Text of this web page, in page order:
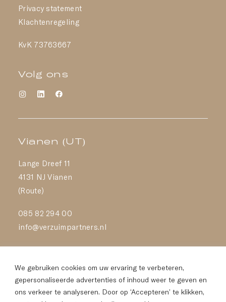
We gebruiken cookies om uw ervaring te verbeteren,
gepersonaliseerde advertenties of inhoud weer te geven en
ons verkeer te analyseren. Door op ‘Accepteren’ te klikken,
Privacy statement
Klachtenregeling
KvK 73763667
Volg ons
Vianen (UT)
Lange Dreef 11
4131 NJ Vianen
(Route)
085 82 294 00
info@verzuimpartners.nl
Transistorstraat 151
322 CN Almere